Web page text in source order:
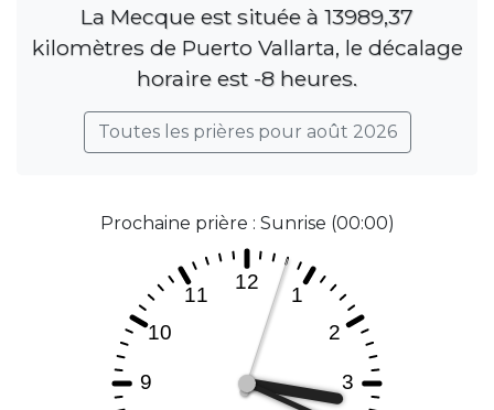
La Mecque est située à 13989,37
kilomètres de Puerto Vallarta, le décalage
horaire est -8 heures.
Toutes les prières pour août 2026
Prochaine prière : Sunrise (00:00)